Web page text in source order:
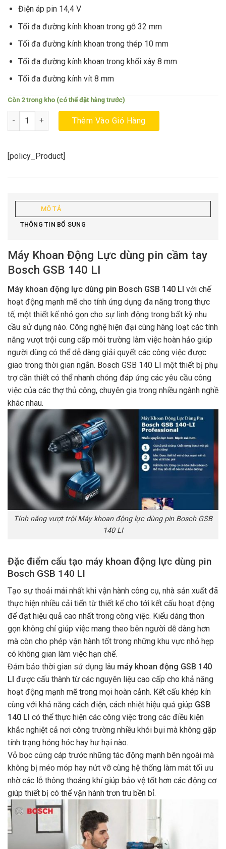
Điện áp pin 14,4 V
Tối đa đường kính khoan trong gỗ 32 mm
Tối đa đường kính khoan trong thép 10 mm
Tối đa đường kính khoan trong khối xây 8 mm
Tối đa đường kính vít 8 mm
Còn 2 trong kho (có thể đặt hàng trước)
Máy Khoan Động Lực dùng pin 14,4V Bosch GSB 140 LI kèm
Thêm Vào Giỏ Hàng
[policy_Product]
MÔ TẢ
THÔNG TIN BỔ SUNG
Máy Khoan Động Lực dùng pin cầm tay
Bosch GSB 140 LI
Máy khoan động lực dùng pin Bosch GSB 140 LI với chế
hoạt động mạnh mẽ cho tính ứng dụng đa năng trong thực
tế, một thiết kế nhỏ gọn cho sự linh động trong bất kỳ nhu
cầu sử dụng nào. Công nghệ hiện đại cùng hàng loạt các tính
năng vượt trội cung cấp môi trường làm việc hoàn hảo giúp
người dùng có thể dễ dàng giải quyết các công việc được
giao trong thời gian ngắn. Bosch GSB 140 LI một thiết bị phụ
trợ cần thiết có thể nhanh chóng đáp ứng các yêu cầu công
việc của các thợ thủ công, chuyên gia trong nhiều ngành nghề
khác nhau.
Tính năng vượt trội Máy khoan động lực dùng pin Bosch GSB
140 LI
Đặc điểm cấu tạo máy khoan động lực dùng pin
Bosch GSB 140 LI
Tạo sự thoải mái nhất khi vận hành công cụ, nhà sản xuất đã
thực hiện nhiều cải tiến từ thiết kế cho tới kết cấu hoạt động
để đạt hiệu quả cao nhất trong công việc. Kiểu dáng thon
gọn không chỉ giúp việc mang theo bên người dễ dàng hơn
mà còn cho phép vận hành tốt trong những khu vực nhỏ hẹp
có không gian làm việc hạn chế.
Đảm bảo thời gian sử dụng lâu máy khoan động GSB 140
LI được cấu thành từ các nguyên liệu cao cấp cho khả năng
hoạt động mạnh mẽ trong mọi hoàn cảnh. Kết cấu khép kín
cùng với khả năng cách điện, cách nhiệt hiệu quả giúp GSB
140 LI có thể thực hiện các công việc trong các điều kiện
khắc nghiệt cả nơi công trường nhiều khói bụi mà không gặp
tính trạng hỏng hóc hay hư hại nào.
Vỏ bọc cứng cáp trước những tác động mạnh bên ngoài mà
không bị méo móp hay nứt vỡ cùng hệ thống làm mát tối ưu
nhờ các lỗ thông thoáng khí giúp bảo vệ tốt hơn các động cơ
giúp thiết bị có thể vận hành trơn tru bền bỉ.